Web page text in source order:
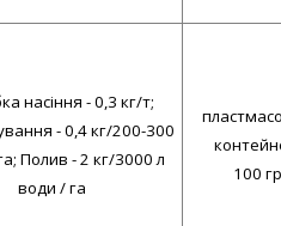
насіння - 0,3 кг/т;
- 0,4 кг/200-300
Полив - 2 кг/3000 л
води / га
100 гр